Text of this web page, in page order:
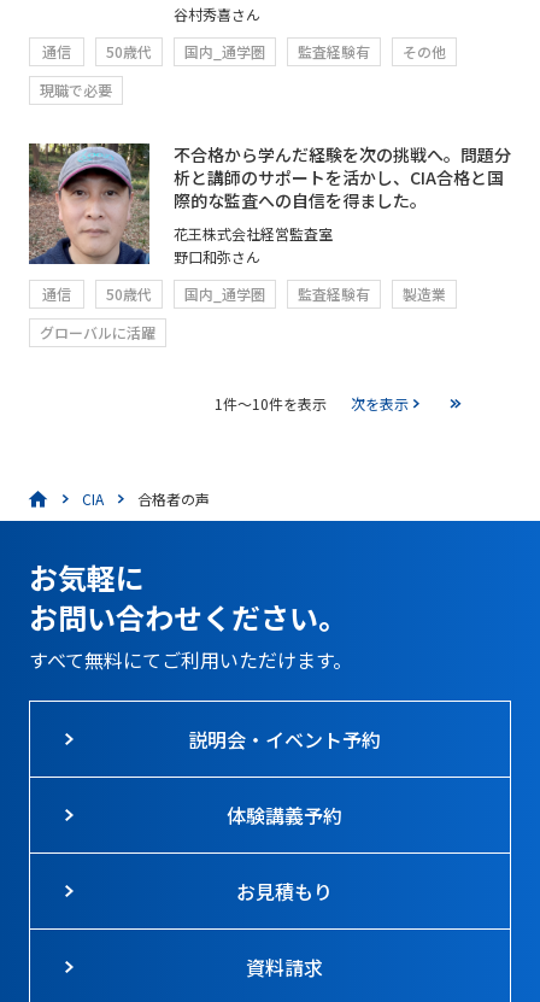
谷村秀喜さん
通信
50歳代 国内_通学圏 監査経験有
その他
現職で必要
不合格から学んだ経験を次の挑戦へ。問題分
析と講師のサポートを活かし、CIA合格と国
際的な監査への自信を得ました。
花王株式会社経営監査室
野口和弥さん
通信
50歳代 国内_通学圏 監査経験有
製造業
グローバルに活躍
1件～10件を表示 次を表示
CIA 合格者の声
お気軽に
お問い合わせください。
すべて無料にてご利用いただけます。
説明会・イベント予約
体験講義予約
お見積もり
資料請求